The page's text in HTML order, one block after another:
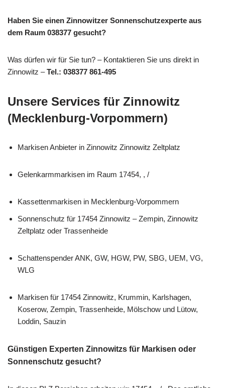
Haben Sie einen Zinnowitzer Sonnenschutzexperte aus
dem Raum 038377 gesucht?
Was dürfen wir für Sie tun? – Kontaktieren Sie uns direkt in
Zinnowitz –Tel.: 038377 861-495
Unsere Services für Zinnowitz
(Mecklenburg-Vorpommern)
Markisen Anbieter in Zinnowitz Zinnowitz Zeltplatz
Gelenkarmmarkisen im Raum 17454, , /
Kassettenmarkisen in Mecklenburg-Vorpommern
Sonnenschutz für 17454 Zinnowitz – Zempin, Zinnowitz
Zeltplatz oder Trassenheide
Schattenspender ANK, GW, HGW, PW, SBG, UEM, VG,
WLG
Markisen für 17454 Zinnowitz, Krummin, Karlshagen,
Koserow, Zempin, Trassenheide, Mölschow und Lütow,
Loddin, Sauzin
Günstigen Experten Zinnowitzs für Markisen oder
Sonnenschutz gesucht?